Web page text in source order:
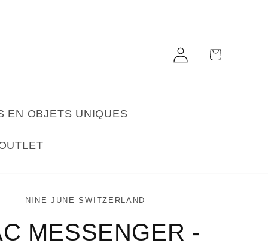
EN OBJETS UNIQUES
ConnexionPanier
NINE JUNE SWITZERLAND
MESSENGER -